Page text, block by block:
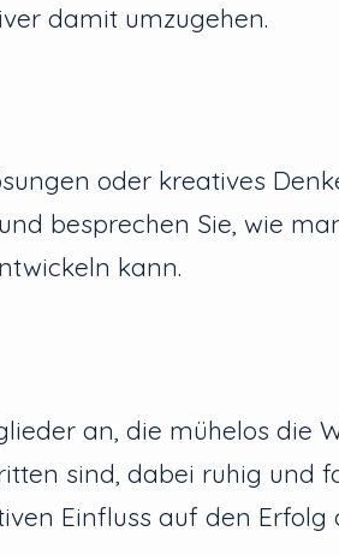
damit umzugehen.
oder kreatives
besprechen Sie, wie
kann.
an, die mühelos die
sind, dabei ruhig und
Einfluss auf den Erfolg